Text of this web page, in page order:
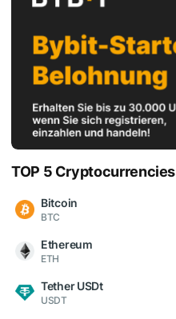
TOP 5 Cryptocurrencies
Bitcoin
BTC
Ethereum
ETH
Tether USDt
USDT